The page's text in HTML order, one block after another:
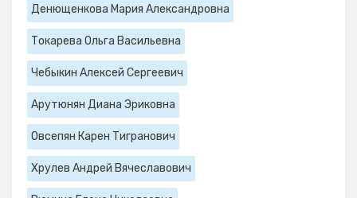
Денющенкова Мария Александровна
Токарева Ольга Васильевна
Чебыкин Алексей Сергеевич
Арутюнян Диана Эриковна
Овсепян Карен Тигранович
Хрулев Андрей Вячеславович